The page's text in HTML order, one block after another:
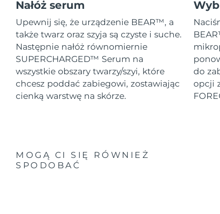
Nałóż serum
Upewnij się, że urządzenie BEAR™, a
także twarz oraz szyja są czyste i suche.
Następnie nałóż równomiernie
SUPERCHARGED™ Serum na
wszystkie obszary twarzy/szyi, które
chcesz poddać zabiegowi, zostawiając
cienką warstwę na skórze.
do
opcji
MOGĄ CI SIĘ RÓWNIEŻ
SPODOBAĆ